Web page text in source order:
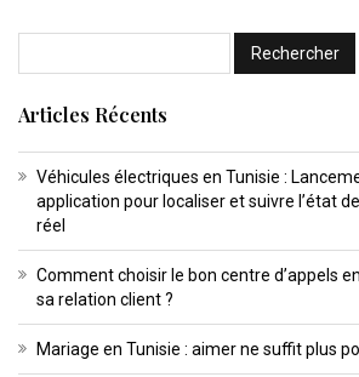
Articles Récents
Véhicules électriques en Tunisie :
application pour localiser et suivre l’état
réel
Comment choisir le bon centre d’appels
sa relation client ?
Mariage en Tunisie : aimer ne suffit plus